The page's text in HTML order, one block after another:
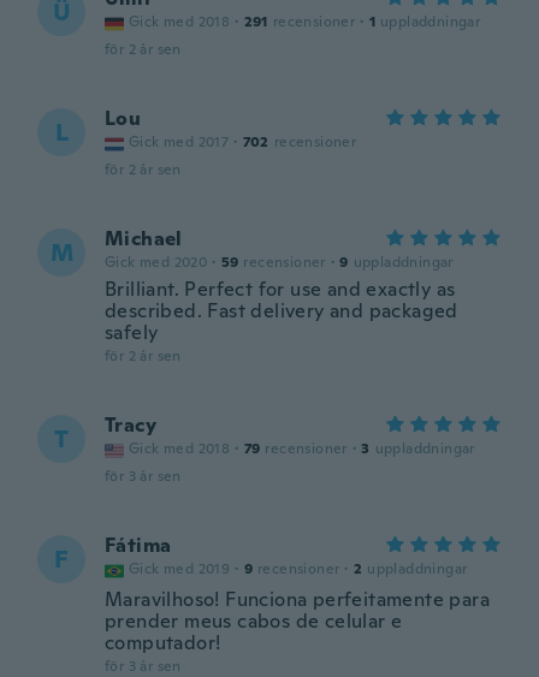
Ü Gick med 2018 · 291 recensioner · 1 uppladdningar
för 2 år sen
L Lou
Gick med 2017 · 702 recensioner
för 2 år sen
M Michael
Gick med 2020 · 59 recensioner · 9 uppladdningar
Brilliant. Perfect for use and exactly as
described. Fast delivery and packaged
safely
för 2 år sen
T Tracy
Gick med 2018 · 79 recensioner · 3 uppladdningar
för 3 år sen
F Fátima
Gick med 2019 · 9 recensioner · 2 uppladdningar
Maravilhoso! Funciona perfeitamente para
prender meus cabos de celular e
computador!
för 3 år sen